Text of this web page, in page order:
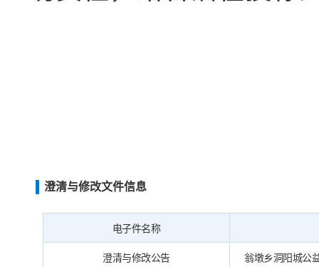
澄清与修改文件信息
电子件名称
澄清与修改公告 翁墩乡洞阳城公